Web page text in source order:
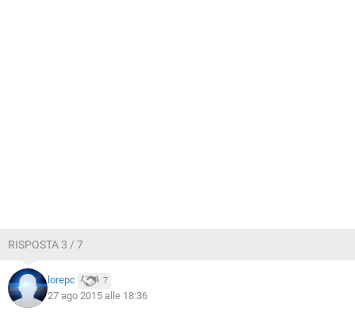
RISPOSTA 3 / 7
lorepc 7
27 ago 2015 alle 18:36